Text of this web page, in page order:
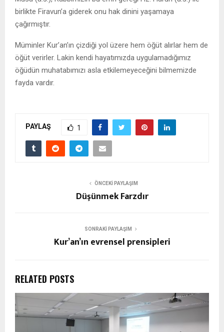
birlikte Firavun’a giderek onu hak dinini yaşamaya
çağırmıştır.
Müminler Kur’an’ın çizdiği yol üzere hem öğüt alırlar hem de
öğüt verirler. Lakin kendi hayatımızda uygulamadığımız
öğüdün muhatabımızı asla etkilemeyeceğini bilmemizde
fayda vardır.
PAYLAŞ 1
ÖNCEKI PAYLAŞIM
Düşünmek Farzdır
SONRAKI PAYLAŞIM
Kur’an’ın evrensel prensipleri
RELATED POSTS